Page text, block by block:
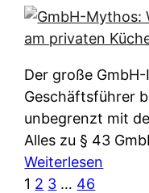
i
c
h
e
t
n
w
l
c
h
e
n
r
k
l
ä
u
Der große
Geschäftsführer
unbegrenzt mit
Alles zu § 43
Weiterlesen
1 2 3 … 46